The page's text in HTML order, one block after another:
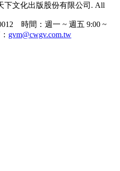
下文化出版股份有限公司. All
時間：週一 ~ 週五 9:00 ~
gvm@cwgv.com.tw